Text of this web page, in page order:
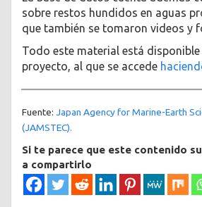
sobre restos hundidos en aguas
que también se tomaron videos y
Todo este material está
proyecto, al que se accede
Fuente: Japan Agency for Marine-Earth
(JAMSTEC).
Si te parece que este contenido
a compartirlo